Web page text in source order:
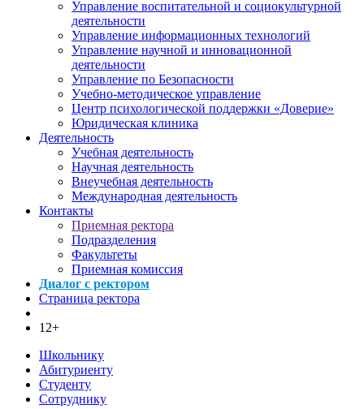
Управление воспитательной и социокультурной
деятельности
Управление информационных технологий
Управление научной и инновационной
деятельности
Управление по Безопасности
Учебно-методическое управление
Центр психологической поддержки «Доверие»
Юридическая клиника
Деятельность
Учебная деятельность
Научная деятельность
Внеучебная деятельность
Международная деятельность
Контакты
Приемная ректора
Подразделения
Факультеты
Приемная комиссия
Диалог с ректором
Страница ректора
12+
Школьнику
Абитуриенту
Студенту
Сотруднику